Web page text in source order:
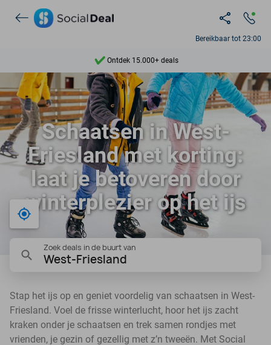
Bereikbaar tot 23:00
Ontdek 15.000+ deals
7 dagen per week beschikbaar
10+ miljoen leden
9,4
Ontdek 15.000+ deals
Schaatsen in West-
Friesland met korting:
laat je betoveren door
winterplezier op het ijs
Bij mij in de buurt
Zoek deals in de buurt van
West-Friesland
Stap het ijs op en geniet voordelig van schaatsen in West-
Friesland. Voel de frisse winterlucht, hoor het ijs zacht
kraken onder je schaatsen en trek samen rondjes met
vrienden, je gezin of gezellig met z’n tweeën. Met Social